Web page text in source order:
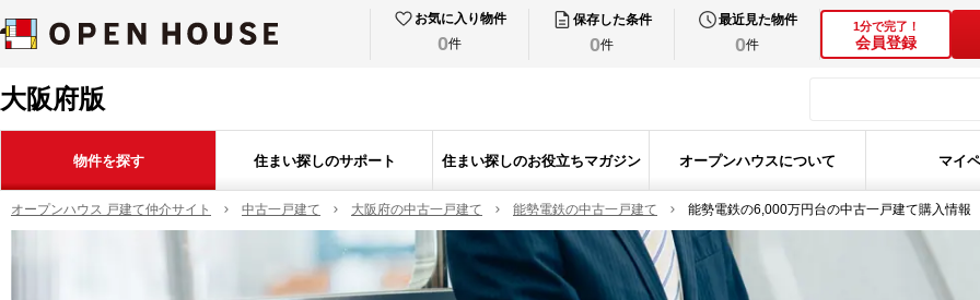
お気に入り物件
0件
保存した条件
0件
最近見た物件
0件
1分で完了！
会員登録
大阪府版
物件を探す 住まい探しのサポート 住まい探しのお役立ちマガジン オープンハウスについて マイ
オープンハウス 戸建て仲介サイト 中古一戸建て 大阪府の中古一戸建て 能勢電鉄の中古一戸建て 能勢電鉄の6,000万円台の中古一戸建て購入情報